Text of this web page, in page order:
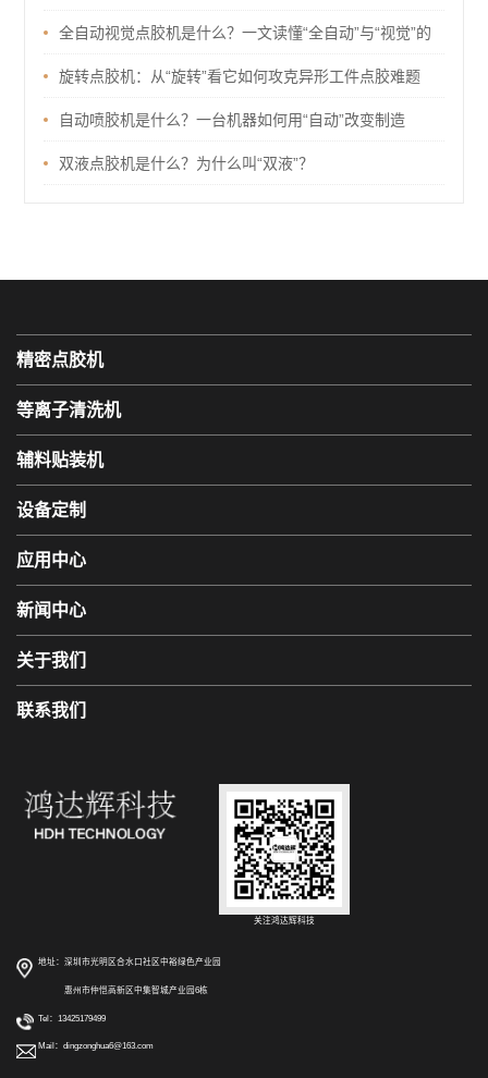
理及优势
全自动视觉点胶机是什么？一文读懂“全自动”与“视觉”的
核心价值
旋转点胶机：从“旋转”看它如何攻克异形工件点胶难题
自动喷胶机是什么？一台机器如何用“自动”改变制造
双液点胶机是什么？为什么叫“双液”？
精密点胶机
等离子清洗机
辅料贴装机
设备定制
应用中心
新闻中心
关于我们
联系我们
关注鸿达辉科技
地址：深圳市光明区合水口社区中裕绿色产业园
惠州市仲恺高新区中集智城产业园6栋
Tel：13425179499
Mail：dingzonghua6@163.com